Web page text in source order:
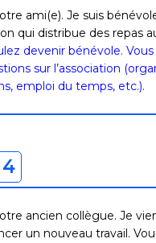
ami(e). Je suis
qui distribue des repas
devenir bénévole.
sur l’association
emploi du temps, etc.).
ancien collègue. Je
un nouveau travail.